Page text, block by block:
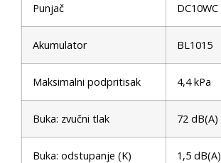
Punjač DC10WC
Akumulator BL1015
Maksimalni podpritisak 4,4 kPa
Buka: zvučni tlak 72 dB(A)
Buka: odstupanje (K) 1,5 dB(A)